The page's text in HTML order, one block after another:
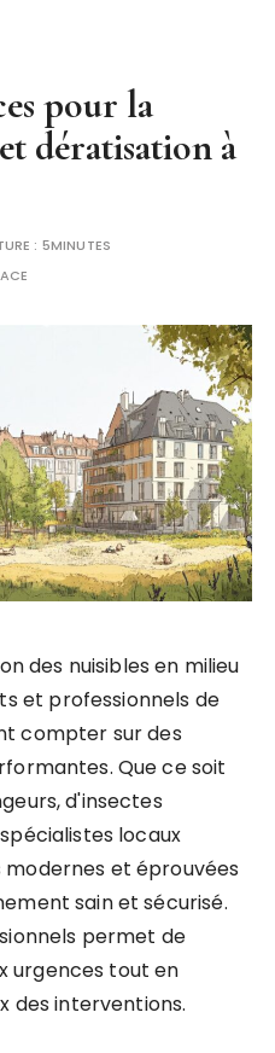
pour la
dératisation à
: 5MINUTES
des nuisibles en milieu
et professionnels de
compter sur des
Que ce soit
d'insectes
locaux
et éprouvées
sain et sécurisé.
permet de
urgences tout en
des interventions.